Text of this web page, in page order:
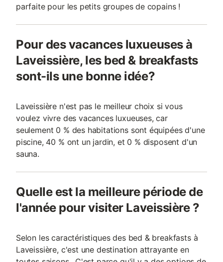
parfaite pour les petits groupes de copains !
Pour des vacances luxueuses à
Laveissière, les bed & breakfasts
sont-ils une bonne idée?
Laveissière n'est pas le meilleur choix si vous
voulez vivre des vacances luxueuses, car
seulement 0 % des habitations sont équipées d'une
piscine, 40 % ont un jardin, et 0 % disposent d'un
sauna.
Quelle est la meilleure période de
l'année pour visiter Laveissière ?
Selon les caractéristiques des bed & breakfasts à
Laveissière, c'est une destination attrayante en